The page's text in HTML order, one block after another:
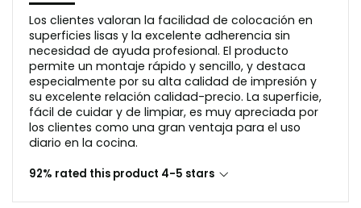
Los clientes valoran la facilidad de colocación en
superficies lisas y la excelente adherencia sin
necesidad de ayuda profesional. El producto
permite un montaje rápido y sencillo, y destaca
especialmente por su alta calidad de impresión y
su excelente relación calidad-precio. La superficie,
fácil de cuidar y de limpiar, es muy apreciada por
los clientes como una gran ventaja para el uso
diario en la cocina.
92% rated this product 4-5 stars